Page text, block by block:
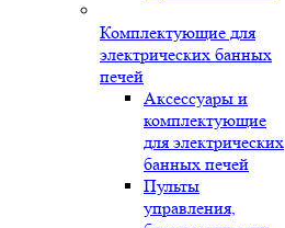
Комплектующие для
электрических банных
печей
Аксессуары и
комплектующие
для электрических
банных печей
Пульты
управления,